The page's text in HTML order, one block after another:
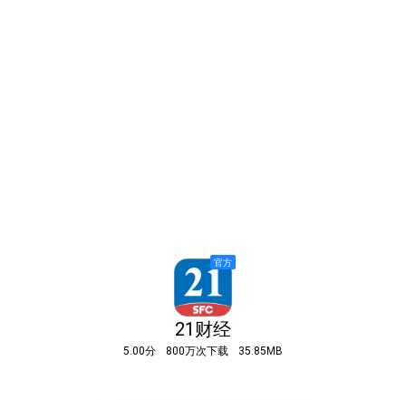
21财经
5.00分 800万次下载 35.85MB